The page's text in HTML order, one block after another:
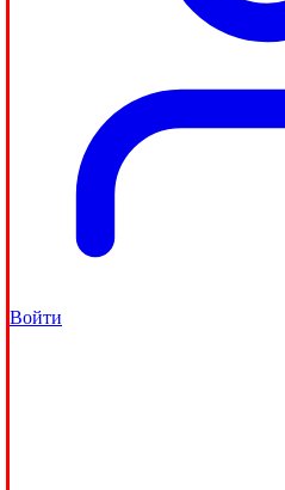
Войти